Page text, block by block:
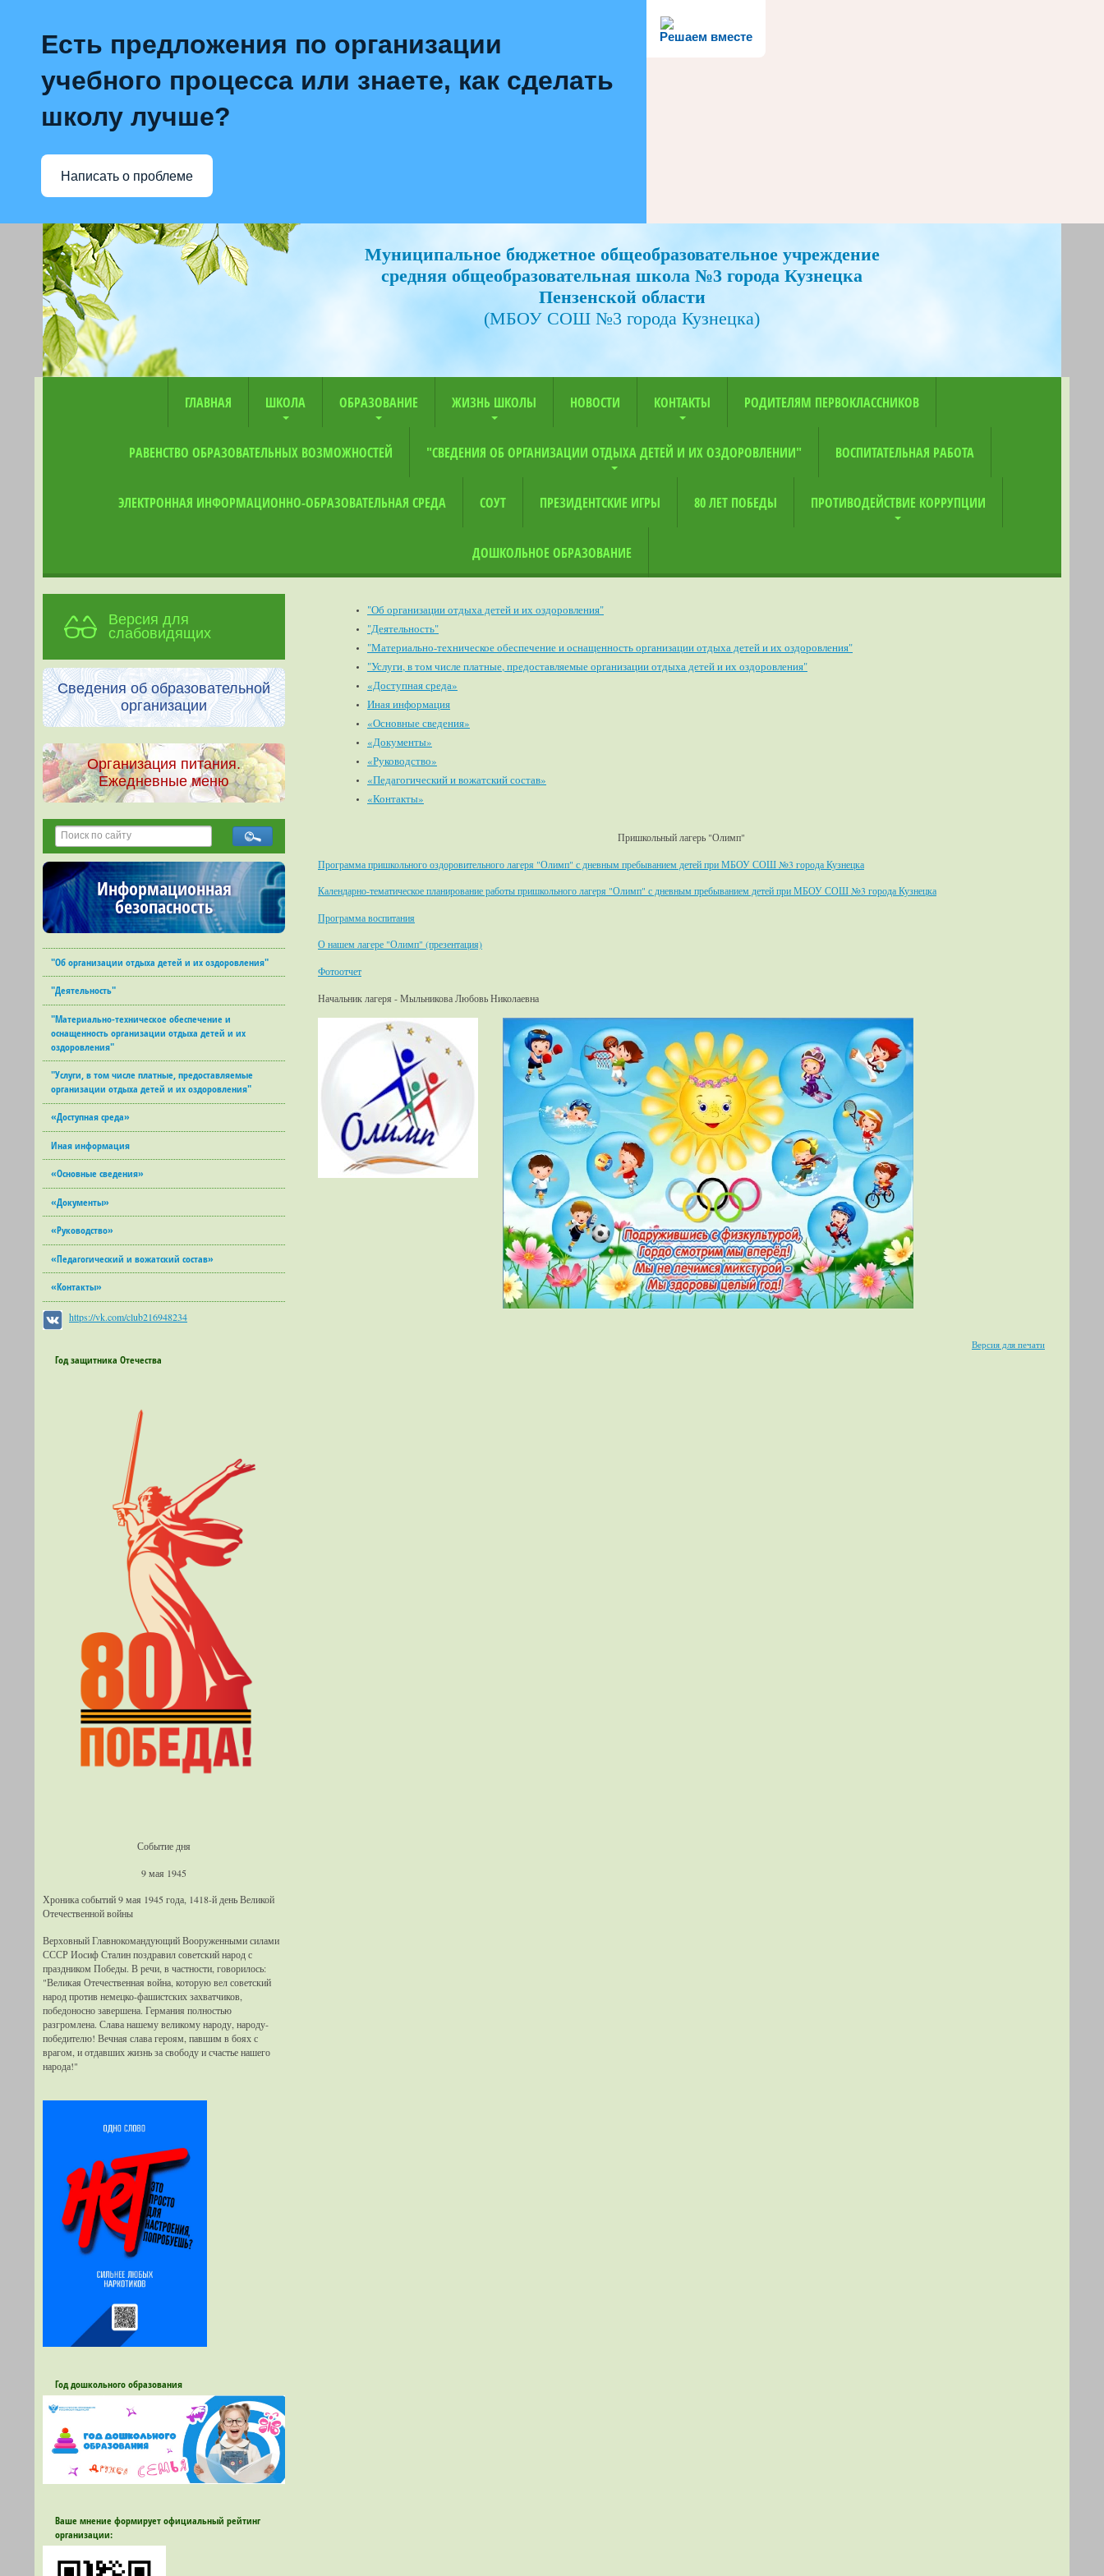
Решаем вместе
Есть предложения по организации
учебного процесса или знаете, как сделать
школу лучше?
Написать о проблеме
Муниципальное бюджетное общеобразовательное учреждение
средняя общеобразовательная школа №3 города Кузнецка
Пензенской области
(МБОУ СОШ №3 города Кузнецка)
ГЛАВНАЯ ШКОЛА ОБРАЗОВАНИЕ ЖИЗНЬ ШКОЛЫ НОВОСТИ КОНТАКТЫ РОДИТЕЛЯМ ПЕРВОКЛАССНИКОВ
РАВЕНСТВО ОБРАЗОВАТЕЛЬНЫХ ВОЗМОЖНОСТЕЙ "СВЕДЕНИЯ ОБ ОРГАНИЗАЦИИ ОТДЫХА ДЕТЕЙ И ИХ ОЗДОРОВЛЕНИИ" ВОСПИТАТЕЛЬНАЯ РАБОТА
ЭЛЕКТРОННАЯ ИНФОРМАЦИОННО-ОБРАЗОВАТЕЛЬНАЯ СРЕДА СОУТ ПРЕЗИДЕНТСКИЕ ИГРЫ 80 ЛЕТ ПОБЕДЫ ПРОТИВОДЕЙСТВИЕ КОРРУПЦИИ
ДОШКОЛЬНОЕ ОБРАЗОВАНИЕ
Версия для
слабовидящих
Сведения об образовательной
организации
Организация питания.
Ежедневные меню
Информационная
безопасность
"Об организации отдыха детей и их оздоровления"
"Деятельность"
"Материально-техническое обеспечение и
оснащенность организации отдыха детей и их
оздоровления"
"Услуги, в том числе платные, предоставляемые
организации отдыха детей и их оздоровления"
«Доступная среда»
Иная информация
«Основные сведения»
«Документы»
«Руководство»
«Педагогический и вожатский состав»
«Контакты»
https://vk.com/club216948234
Год защитника Отечества
Событие дня
9 мая 1945
Хроника событий 9 мая 1945 года, 1418-й день Великой
Отечественной войны
Верховный Главнокомандующий Вооруженными силами
СССР Иосиф Сталин поздравил советский народ с
праздником Победы. В речи, в частности, говорилось:
"Великая Отечественная война, которую вел советский
народ против немецко-фашистских захватчиков,
победоносно завершена. Германия полностью
разгромлена. Слава нашему великому народу, народу-
победителю! Вечная слава героям, павшим в боях с
врагом, и отдавших жизнь за свободу и счастье нашего
народа!"
Год дошкольного образования
Ваше мнение формирует официальный рейтинг
организации:
"Об организации отдыха детей и их оздоровления"
"Деятельность"
"Материально-техническое обеспечение и оснащенность организации отдыха детей и их оздоровления"
"Услуги, в том числе платные, предоставляемые организации отдыха детей и их оздоровления"
«Доступная среда»
Иная информация
«Основные сведения»
«Документы»
«Руководство»
«Педагогический и вожатский состав»
«Контакты»
Пришкольный лагерь "Олимп"
Программа пришкольного оздоровительного лагеря "Олимп" с дневным пребыванием детей при МБОУ СОШ №3 города Кузнецка
Календарно-тематическое планирование работы пришкольного лагеря "Олимп" с дневным пребыванием детей при МБОУ СОШ №3 города Кузнецка
Программа воспитания
О нашем лагере "Олимп" (презентация)
Фотоотчет
Начальник лагеря - Мыльникова Любовь Николаевна
Версия для печати